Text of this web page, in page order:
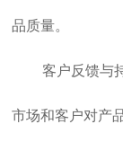
品质量。
客户反馈与
市场和客户对产